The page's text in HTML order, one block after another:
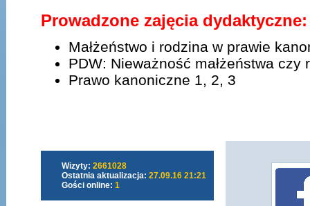
Prowadzone zajęcia dydaktyczne:
Małżeństwo i rodzina w prawie
PDW: Nieważność małżeństwa czy
Prawo kanoniczne 1, 2, 3
Wizyty: 2661028
Ostatnia aktualizacja: 27.09.16 21:21
Gości online: 1